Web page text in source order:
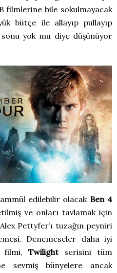
filmlerine bile sokulmayacak
bütçe ile allayıp pullayıp
sonu yok mu diye düşünüyor
edilebilir olacak Ben 4
ve onları tavlamak için
Pettyfer’ı tuzağın peyniri
Denemeseler daha iyi
filmi, Twilightserisini tüm
sevmiş bünyelere ancak